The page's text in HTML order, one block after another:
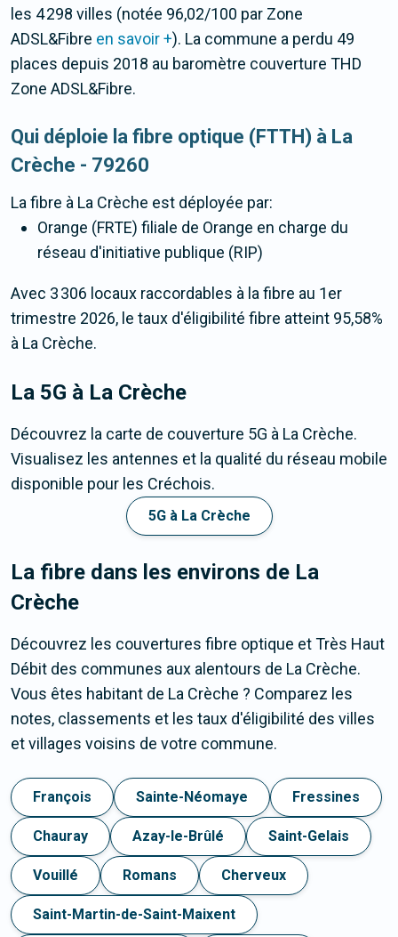
les 4 298 villes (notée 96,02/100 par Zone
ADSL&Fibre en savoir +). La commune a perdu 49
places depuis 2018 au baromètre couverture THD
Zone ADSL&Fibre.
Qui déploie la fibre optique (FTTH) à La
Crèche - 79260
La fibre à La Crèche est déployée par:
Orange (FRTE) filiale de Orange en charge du
réseau d'initiative publique (RIP)
Avec 3 306 locaux raccordables à la fibre au 1er
trimestre 2026, le taux d'éligibilité fibre atteint 95,58%
à La Crèche.
La 5G à La Crèche
Découvrez la carte de couverture 5G à La Crèche.
Visualisez les antennes et la qualité du réseau mobile
disponible pour les Créchois.
5G à La Crèche
La fibre dans les environs de La
Crèche
Découvrez les couvertures fibre optique et Très Haut
Débit des communes aux alentours de La Crèche.
Vous êtes habitant de La Crèche ? Comparez les
notes, classements et les taux d'éligibilité des villes
et villages voisins de votre commune.
François Sainte-Néomaye Fressines
Chauray Azay-le-Brûlé Saint-Gelais
Vouillé Romans Cherveux
Saint-Martin-de-Saint-Maixent